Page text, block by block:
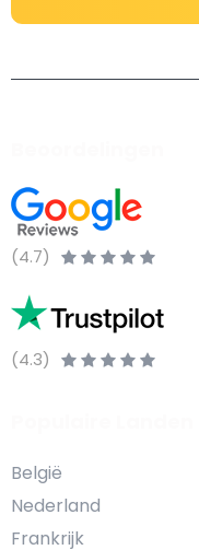
(4.7)
(4.3)
België
Nederland
Frankrijk